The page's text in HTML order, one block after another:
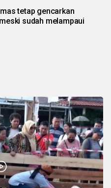
tetap gencarkan
sudah melampaui